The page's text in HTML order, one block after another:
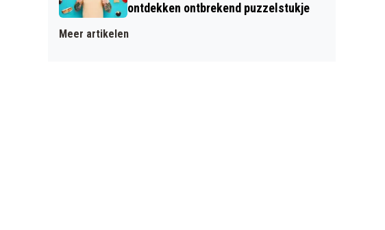
ontdekken ontbrekend puzzelstukje
Meer artikelen